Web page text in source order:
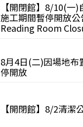
【開閉館】8/10(一
施工期間暫停開放
Reading Room
8月4日(二)因場地布
停開放
【開閉館】8/2清潔